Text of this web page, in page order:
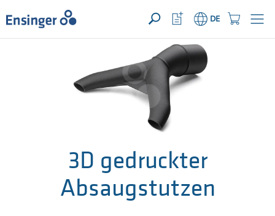
IHRE ANFRAGE ({{productCount}} Produkte)
ÖFFNEN
Startseite DE
Watchlist
Button
3D gedruckter
Absaugstutzen